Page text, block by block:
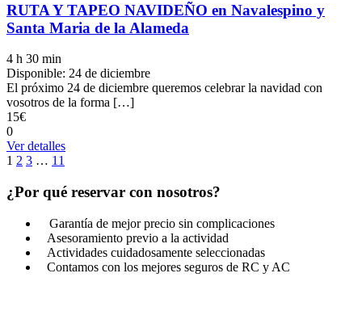
RUTA Y TAPEO NAVIDEÑO en Navalespino y
Santa Maria de la Alameda
4 h 30 min
Disponible: 24 de diciembre
El próximo 24 de diciembre queremos celebrar la navidad con
vosotros de la forma […]
15€
0
Ver detalles
1 2 3 … 11
¿Por qué reservar con nosotros?
Garantía de mejor precio sin complicaciones
Asesoramiento previo a la actividad
Actividades cuidadosamente seleccionadas
Contamos con los mejores seguros de RC y AC